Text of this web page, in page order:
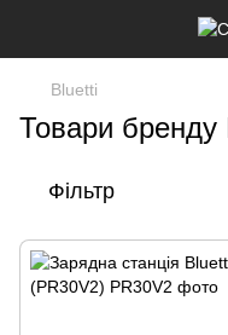
Bluetti
Товари бренду
Фільтр